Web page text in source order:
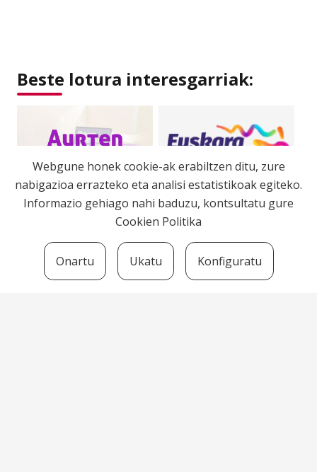
Beste lotura interesgarriak:
Webgune honek cookie-ak erabiltzen ditu, zure
nabigazioa errazteko eta analisi estatistikoak egiteko.
Informazio gehiago nahi baduzu, kontsultatu gure
Cookien Politika
Onartu Ukatu Konfiguratu